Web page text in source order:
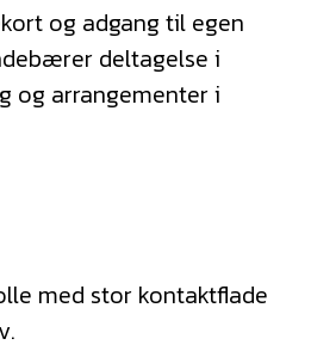
og adgang til egen
deltagelse i
og arrangementer i
med stor kontaktflade